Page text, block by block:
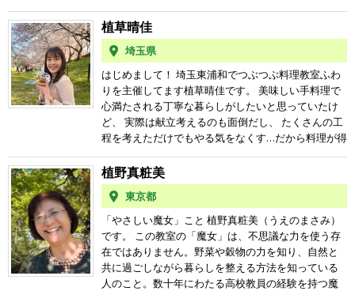
らしの大転換! お米も20年間家族で自給している。 現
在は、ヤマトナデシコファーマーとして雑穀の育て
方、食べ方を伝える農業体験と料理教室を実施。年
間1200人以上が全国から通う。つぶつぶ栽培者ネッ
トメンバーとして、つぶつぶに雑穀を出荷してい
る。 田舎での仕事創造のモデルとしてもその魅力を
伝えている。 著書『一反(300坪)の雑穀畑×未来食で
楽々年収1000万超えの田舎暮らし』 岩崎信子/大谷ゆ
みこ共著 ヒカルランド 2024年 第9回 日本ベジタリ
アンアワード 地域活動賞 受賞 2025年 ドキュメン
タリー映画『雪上から始まった大地の再生レポー
ト』構成・プロジェクトリーダー
した。 料理が一層好きになりました。 実践するほど
に どんどん軽やかになり、 体を信頼できるようにな
り、 以前より元気になってます☆ 自分の人生に、 真
剣に向き合っていきたい方々と出会い、 響き合えた
らうれしいです！ ヤマトナデシコCooking、 一緒に
楽しみましょう♪
植草晴佳
埼玉県
はじめまして！ 埼玉東浦和でつぶつぶ料理教室ふわ
りを主催してます植草晴佳です。 美味しい手料理で
心満たされる丁寧な暮らしがしたいと思っていたけ
ど、 実際は献立考えるのも面倒だし、 たくさんの工
程を考えただけでもやる気をなくす…だから料理が得
意な夫にお任せして幸せに過ごしてました。 そんな
私が未来食と出会って、シンプルな調味料で工程も
少なくて、簡単なのに美味しい！ これなら私にもで
きる！体も喜んでる気がする！ 今まで美味しいもの
をいっぱい食べてきたけど、全然違う料理があっ
た！と未知の味に虜になり料理が楽しくなりまし
た。 外に感動を求めて、カフェ巡りが好きだったけ
ど、自分で美味しいものを生み出せることに感動
し、 お家でウキウキ料理する時間が一番の楽しみに
植野真粧美
東京都
「やさしい魔女」こと 植野真粧美（うえのまさみ）
です。 この教室の「魔女」は、不思議な力を使う存
在ではありません。野菜や穀物の力を知り、自然と
共に過ごしながら暮らしを整える方法を知っている
人のこと。数十年にわたる高校教員の経験を持つ魔